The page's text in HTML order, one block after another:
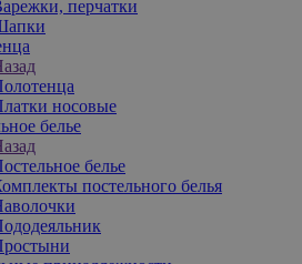
перчатки
носовые
белье
белье
постельного белья